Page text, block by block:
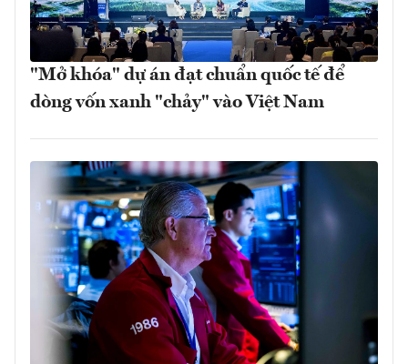
"Mở khóa" dự án đạt chuẩn quốc tế để
dòng vốn xanh "chảy" vào Việt Nam